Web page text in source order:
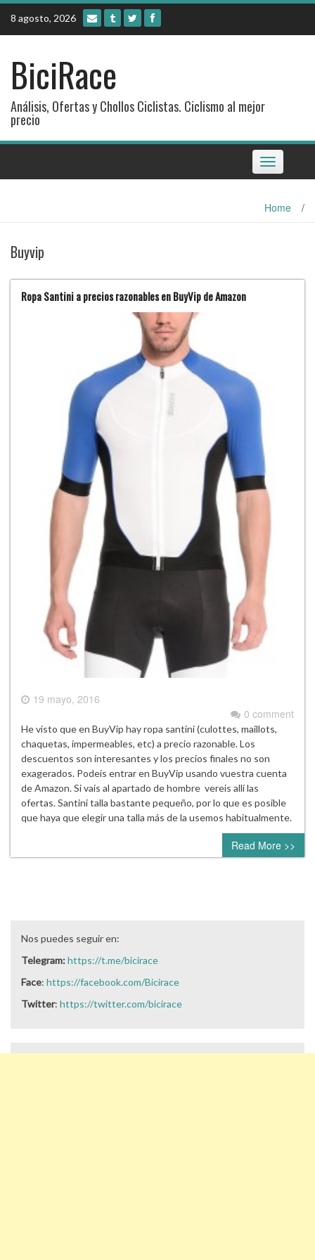
Skip
content
8 agosto, 2026
BiciRace
Análisis, Ofertas y Chollos Ciclistas. Ciclismo al mejor
precio
Toggle
navigation
Home /
Buyvip
Ropa Santini a precios razonables en BuyVip de Amazon
19 mayo, 2016
0 comment
He visto que en BuyVip hay ropa santini (culottes, maillots,
chaquetas, impermeables, etc) a precio razonable. Los
descuentos son interesantes y los precios finales no son
exagerados. Podeis entrar en BuyVip usando vuestra cuenta
de Amazon. Si vais al apartado de hombre vereis allí las
ofertas. Santini talla bastante pequeño, por lo que es posible
que haya que elegir una talla más de la usemos habitualmente.
Read More >>
Nos puedes seguir en:
Telegram:https://t.me/bicirace
Face: https://facebook.com/Bicirace
Twitter: https://twitter.com/bicirace